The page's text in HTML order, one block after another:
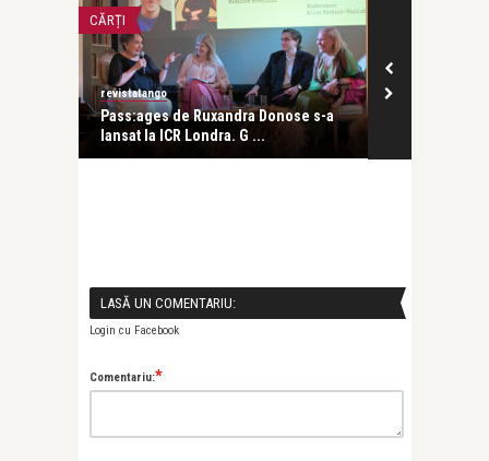
CĂRȚI
revistatango
Pass:ages de Ruxandra Donose s-a
lansat la ICR Londra. G ...
LASĂ UN COMENTARIU:
Login cu Facebook
Comentariu:*